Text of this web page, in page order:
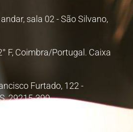
sala 02 - São Silvano,
F, Coimbra/Portugal. Caixa
Furtado, 122 -
29215-390
1. Poá, São Paulo/SP. 08857-